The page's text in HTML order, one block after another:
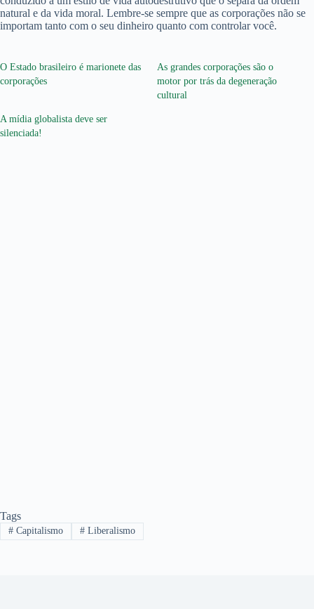
natural e da vida moral. Lembre-se sempre que as corporações não se
importam tanto com o seu dinheiro quanto com controlar você.
O Estado brasileiro é marionete das
corporações
As grandes corporações são o
motor por trás da degeneração
cultural
A mídia globalista deve ser
silenciada!
Tags
#Capitalismo #Liberalismo